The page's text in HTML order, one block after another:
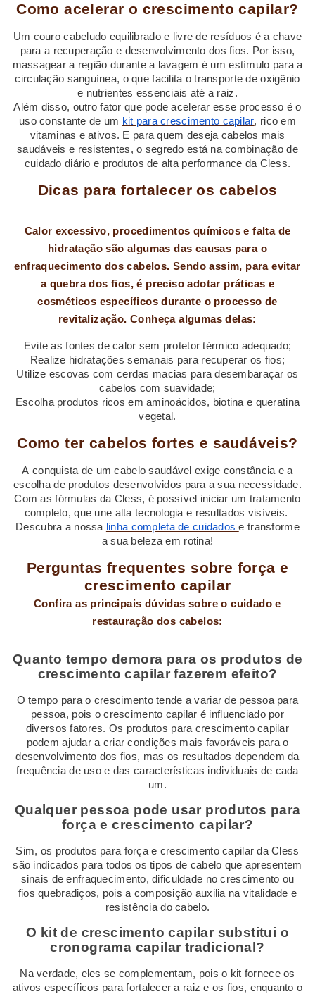
Como acelerar o crescimento capilar?
Um couro cabeludo equilibrado e livre de resíduos é a chave
para a recuperação e desenvolvimento dos fios. Por isso,
massagear a região durante a lavagem é um estímulo para a
circulação sanguínea, o que facilita o transporte de oxigênio
e nutrientes essenciais até a raiz.
Além disso, outro fator que pode acelerar esse processo é o
uso constante de um kit para crescimento capilar, rico em
vitaminas e ativos. E para quem deseja cabelos mais
saudáveis e resistentes, o segredo está na combinação de
cuidado diário e produtos de alta performance da Cless.
Dicas para fortalecer os cabelos
Calor excessivo, procedimentos químicos e falta de
hidratação são algumas das causas para o
enfraquecimento dos cabelos. Sendo assim, para evitar
a quebra dos fios, é preciso adotar práticas e
cosméticos específicos durante o processo de
revitalização. Conheça algumas delas:
Evite as fontes de calor sem protetor térmico adequado;
Realize hidratações semanais para recuperar os fios;
Utilize escovas com cerdas macias para desembaraçar os
cabelos com suavidade;
Escolha produtos ricos em aminoácidos, biotina e queratina
vegetal.
Como ter cabelos fortes e saudáveis?
A conquista de um cabelo saudável exige constância e a
escolha de produtos desenvolvidos para a sua necessidade.
Com as fórmulas da Cless, é possível iniciar um tratamento
completo, que une alta tecnologia e resultados visíveis.
Descubra a nossa linha completa de cuidadose transforme
a sua beleza em rotina!
Perguntas frequentes sobre força e
crescimento capilar
Confira as principais dúvidas sobre o cuidado e
restauração dos cabelos:
Quanto tempo demora para os produtos de
crescimento capilar fazerem efeito?
O tempo para o crescimento tende a variar de pessoa para
pessoa, pois o crescimento capilar é influenciado por
diversos fatores. Os produtos para crescimento capilar
podem ajudar a criar condições mais favoráveis para o
desenvolvimento dos fios, mas os resultados dependem da
frequência de uso e das características individuais de cada
um.
Qualquer pessoa pode usar produtos para
força e crescimento capilar?
Sim, os produtos para força e crescimento capilar da Cless
são indicados para todos os tipos de cabelo que apresentem
sinais de enfraquecimento, dificuldade no crescimento ou
fios quebradiços, pois a composição auxilia na vitalidade e
resistência do cabelo.
O kit de crescimento capilar substitui o
cronograma capilar tradicional?
Na verdade, eles se complementam, pois o kit fornece os
ativos específicos para fortalecer a raiz e os fios, enquanto o